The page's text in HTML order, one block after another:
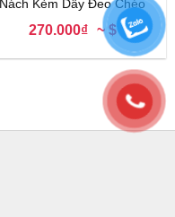
Nách Kèm Dây Đeo Chéo
270.000₫ ~ $